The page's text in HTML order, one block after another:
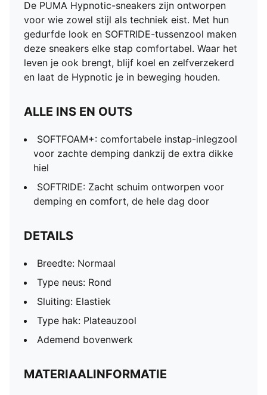
De PUMA Hypnotic-sneakers zijn ontworpen
voor wie zowel stijl als techniek eist. Met hun
gedurfde look en SOFTRIDE-tussenzool maken
deze sneakers elke stap comfortabel. Waar het
leven je ook brengt, blijf koel en zelfverzekerd
en laat de Hypnotic je in beweging houden.
ALLE INS EN OUTS
SOFTFOAM+: comfortabele instap-inlegzool
voor zachte demping dankzij de extra dikke
hiel
SOFTRIDE: Zacht schuim ontworpen voor
demping en comfort, de hele dag door
DETAILS
Breedte: Normaal
Type neus: Rond
Sluiting: Elastiek
Type hak: Plateauzool
Ademend bovenwerk
MATERIAALINFORMATIE